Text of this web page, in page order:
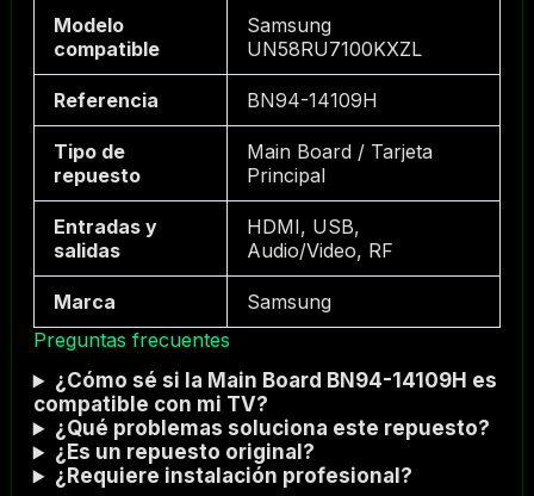
Modelo
compatible
Samsung
UN58RU7100KXZL
Referencia BN94-14109H
Tipo de
repuesto
Main Board / Tarjeta
Principal
Entradas y
salidas
HDMI, USB,
Audio/Video, RF
Marca
Samsung
Preguntas frecuentes
¿Cómo sé si la Main Board BN94-14109H es
compatible con mi TV?
¿Qué problemas soluciona este repuesto?
¿Es un repuesto original?
¿Requiere instalación profesional?